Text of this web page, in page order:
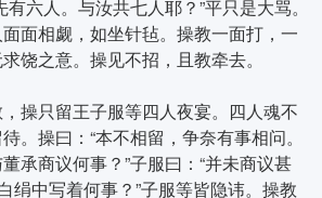
有六人。与汝共七人耶？”平只是大骂。
面相觑，如坐针毡。操教一面打，一
饶之意。操见不招，且教牵去。
只留王子服等四人夜宴。四人魂不
。操曰：“本不相留，争奈有事相问。
承商议何事？”子服曰：“并未商议甚
绢中写着何事？”子服等皆隐讳。操教